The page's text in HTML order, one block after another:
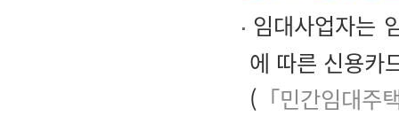
임대사업자는
에 따른 신용카
( 「민간임대